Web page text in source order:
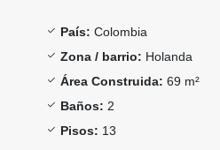
País: Colombia
Zona / barrio: Holanda
Área Construida: 69 m²
Baños: 2
Pisos: 13